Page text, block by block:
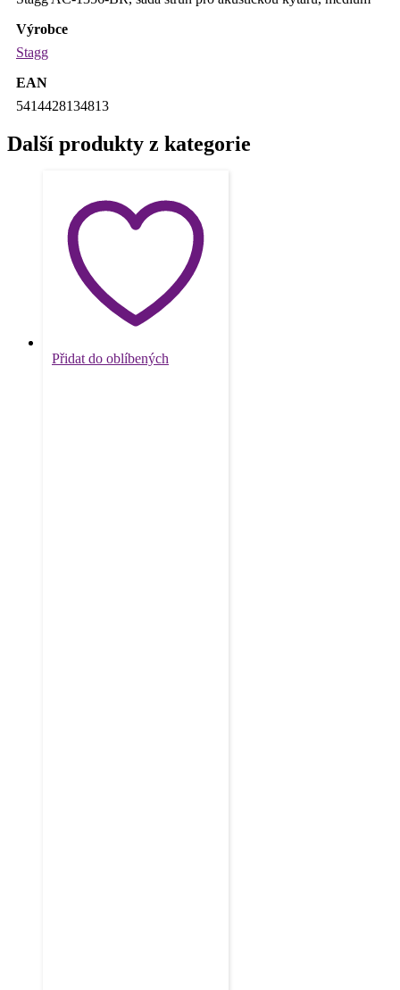
Výrobce
Stagg
EAN
5414428134813
Další produkty z kategorie
Přidat do oblíbených